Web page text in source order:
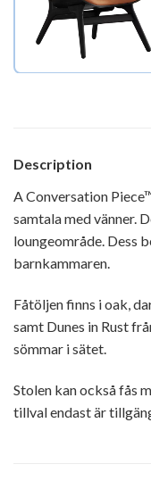
Description
A Conversation
samtala med vänner.
loungeområde. Dess
barnkammaren.
Fåtöljen finns i oak,
samt Dunes in Rust
sömmar i sätet.
Stolen kan också fås
tillval endast är